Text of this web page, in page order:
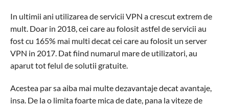
In ultimii ani utilizarea de servicii VPN a crescut extrem de
mult. Doar in 2018, cei care au folosit astfel de servicii au
fost cu 165% mai multi decat cei care au folosit un server
VPN in 2017. Dat fiind numarul mare de utilizatori, au
aparut tot felul de solutii gratuite.
Acestea par sa aiba mai multe dezavantaje decat avantaje,
insa. De la o limita foarte mica de date, pana la viteze de